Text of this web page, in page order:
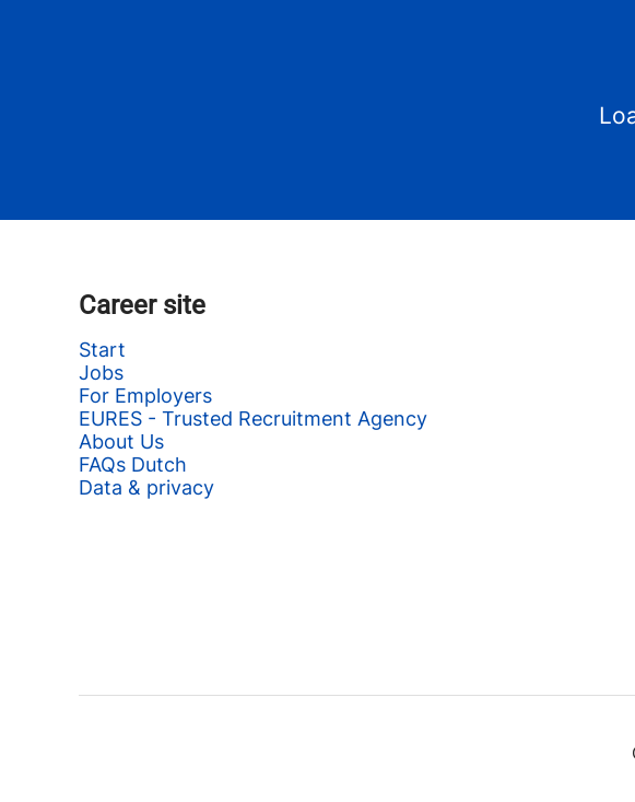
Career site
Start
Jobs
For Employers
EURES - Trusted Recruitment Agency
About Us
FAQs Dutch
Data & privacy